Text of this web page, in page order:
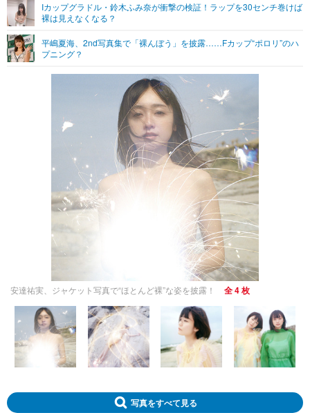
グラビア
ショッピング その他
その他
Iカップグラドル・鈴木ふみ奈が衝撃の検証！ラップを30センチ巻けば
裸は見えなくなる？
平嶋夏海、2nd写真集で「裸んぼう」を披露……Fカップ“ポロリ”のハ
プニング？
安達祐実、ジャケット写真で“ほとんど裸”な姿を披露！ 全 4 枚
写真をすべて見る